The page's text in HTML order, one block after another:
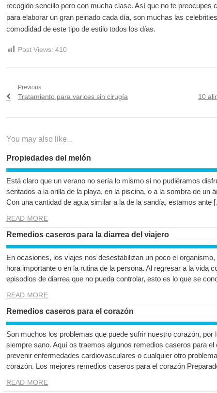
recogido sencillo pero con mucha clase. Así que no te preocupes
para elaborar un gran peinado cada día, son muchas las
comodidad de este tipo de estilo todos los días.
Post Views: 410
Navegación
Previous
Previous
Tratamiento para varices sin cirugía
Next
10
You may also like...
Propiedades del melón
Está claro que un verano no sería lo mismo si no pudiéramos
sentados a la orilla de la playa, en la piscina, o a la sombra de un
Con una cantidad de agua similar a la de la sandía, estamos ante
READ MORE
Remedios caseros para la diarrea del viajero
En ocasiones, los viajes nos desestabilizan un poco el
hora importante o en la rutina de la persona. Al regresar a la vida
episodios de diarrea que no pueda controlar, esto es lo que se
READ MORE
Remedios caseros para el corazón
Son muchos los problemas que puede sufrir nuestro corazón, por
siempre sano. Aquí os traemos algunos remedios caseros para
prevenir enfermedades cardiovasculares o cualquier otro
corazón. Los mejores remedios caseros para el corazón
READ MORE